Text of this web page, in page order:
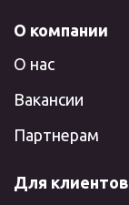
О компании
О нас
Вакансии
Партнерам
Для клиентов